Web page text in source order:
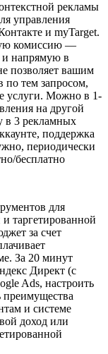
рекламы
управления
и myTarget.
комиссию —
и напрямую в
позволяет вашим
по тем запросом,
услуги. Можно в 1-
на другой
в 3 рекламных
поддержка
периодически
бесплатно
для
таргетированной
за счет
За 20 минут
Директ (с
Ads, настроить
преимущества
и системе
доход или